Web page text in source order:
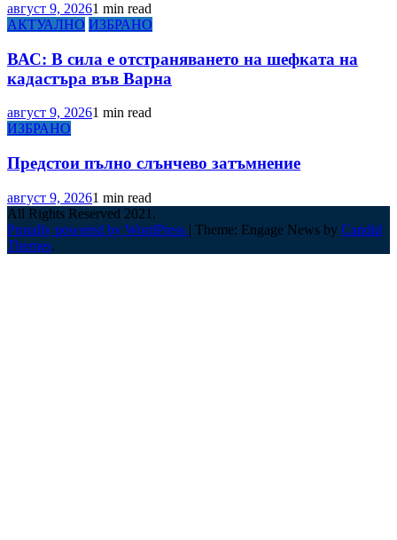
август 9, 20261 min read
АКТУАЛНО ИЗБРАНО
ВАС: В сила е отстраняването на шефката на
кадастъра във Варна
август 9, 20261 min read
ИЗБРАНО
Предстои пълно слънчево затъмнение
август 9, 20261 min read
All Rights Reserved 2021.
Proudly powered by WordPress | Theme: Engage News by Candid
Themes.